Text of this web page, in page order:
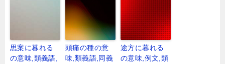
思案に暮れる
の意味,類義語,
頭痛の種の意
味,類義語,同義
途方に暮れる
の意味,例文,類